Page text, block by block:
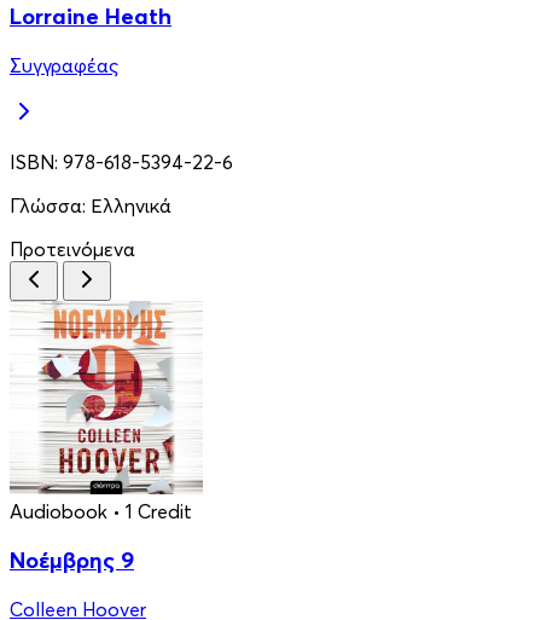
Lorraine Heath
Συγγραφέας
ISBN: 978-618-5394-22-6
Γλώσσα: Ελληνικά
Προτεινόμενα
Audiobook • 1 Credit
Νοέμβρης 9
Colleen Hoover